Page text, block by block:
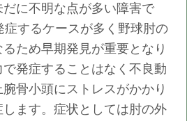
に不明な点が多い障害で
症するケースが多く野球肘の
ため早期発見が重要となり
で発症することはなく不良動
骨小頭にストレスがかかり
ます。症状としては肘の外